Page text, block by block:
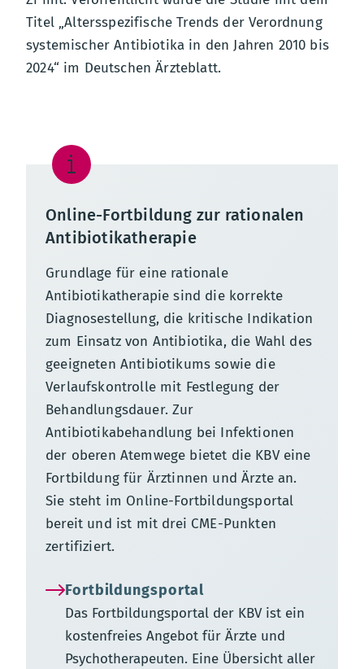
Titel „Altersspezifische Trends der Verordnung
systemischer Antibiotika in den Jahren 2010 bis
2024“ im Deutschen Ärzteblatt.
Online-Fortbildung zur rationalen
Antibiotikatherapie
Grundlage für eine rationale
Antibiotikatherapie sind die korrekte
Diagnosestellung, die kritische Indikation
zum Einsatz von Antibiotika, die Wahl des
geeigneten Antibiotikums sowie die
Verlaufskontrolle mit Festlegung der
Behandlungsdauer. Zur
Antibiotikabehandlung bei Infektionen
der oberen Atemwege bietet die KBV eine
Fortbildung für Ärztinnen und Ärzte an.
Sie steht im Online-Fortbildungsportal
bereit und ist mit drei CME-Punkten
zertifiziert.
Fortbildungsportal
Das Fortbildungsportal der KBV ist ein
kostenfreies Angebot für Ärzte und
Psychotherapeuten. Eine Übersicht aller